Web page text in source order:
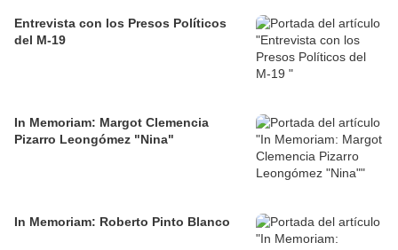
Entrevista con los Presos Políticos
del M-19
In Memoriam: Margot Clemencia
Pizarro Leongómez "Nina"
In Memoriam: Roberto Pinto Blanco